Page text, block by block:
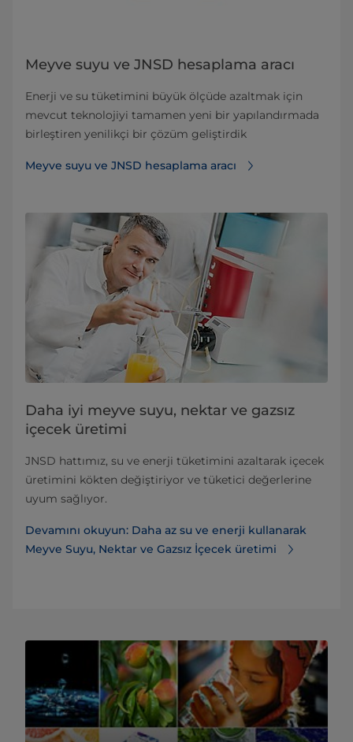
Meyve suyu ve JNSD hesaplama aracı
Enerji ve su tüketimini büyük ölçüde azaltmak için
mevcut teknolojiyi tamamen yeni bir yapılandırmada
birleştiren yenilikçi bir çözüm geliştirdik
Meyve suyu ve JNSD hesaplama aracı
Daha iyi meyve suyu, nektar ve gazsız
içecek üretimi
JNSD hattımız, su ve enerji tüketimini azaltarak içecek
üretimini kökten değiştiriyor ve tüketici değerlerine
uyum sağlıyor.
Devamını okuyun: Daha az su ve enerji kullanarak
Meyve Suyu, Nektar ve Gazsız İçecek üretimi